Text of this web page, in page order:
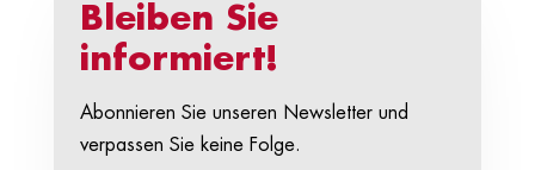
Bleiben Sie
informiert!
Abonnieren Sie unseren Newsletter und
verpassen Sie keine Folge.